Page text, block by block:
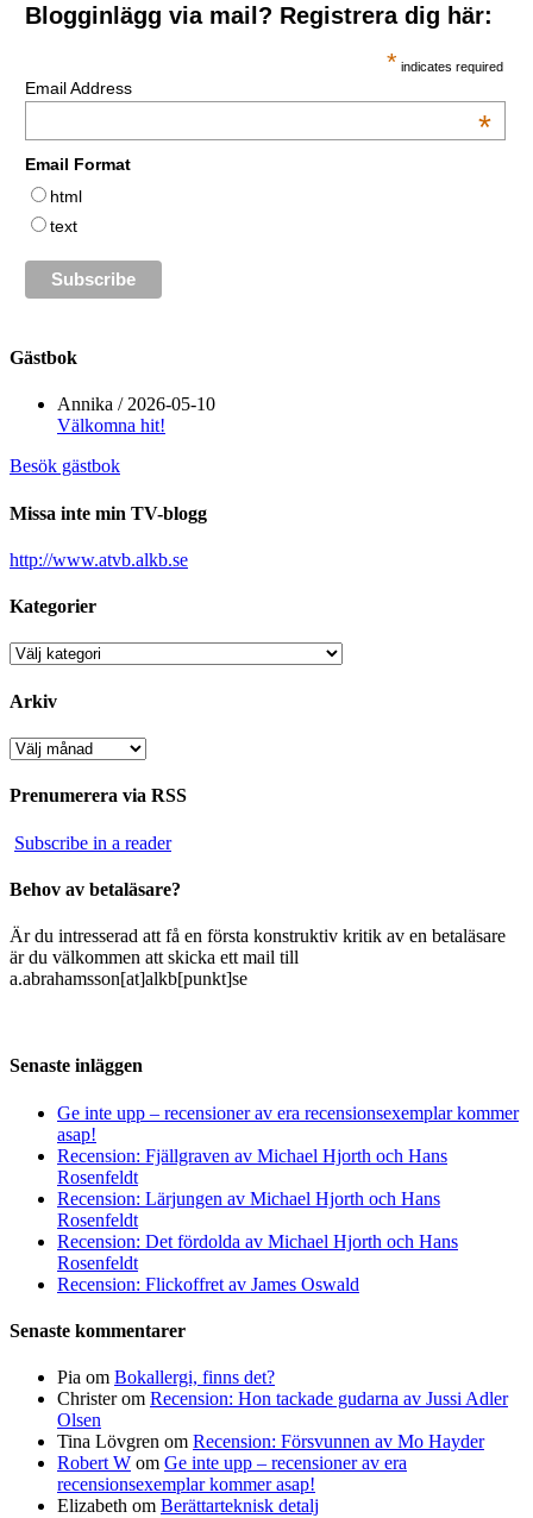
Blogginlägg via mail? Registrera dig här:
* indicates required
Email Address
*
Email Format
html
text
Gästbok
Annika / 2026-05-10
Välkomna hit!
Besök gästbok
Missa inte min TV-blogg
http://www.atvb.alkb.se
Kategorier
Kategorier
Arkiv
Arkiv
Prenumerera via RSS
Subscribe in a reader
Behov av betaläsare?
Är du intresserad att få en första konstruktiv kritik av en betaläsare
är du välkommen att skicka ett mail till
a.abrahamsson[at]alkb[punkt]se
Senaste inläggen
Ge inte upp – recensioner av era recensionsexemplar kommer
asap!
Recension: Fjällgraven av Michael Hjorth och Hans
Rosenfeldt
Recension: Lärjungen av Michael Hjorth och Hans
Rosenfeldt
Recension: Det fördolda av Michael Hjorth och Hans
Rosenfeldt
Recension: Flickoffret av James Oswald
Senaste kommentarer
Pia om Bokallergi, finns det?
Christerom Recension: Hon tackade gudarna av Jussi Adler
Olsen
Tina Lövgren om Recension: Försvunnen av Mo Hayder
Robert W om Ge inte upp – recensioner av era
recensionsexemplar kommer asap!
Elizabeth om Berättarteknisk detalj